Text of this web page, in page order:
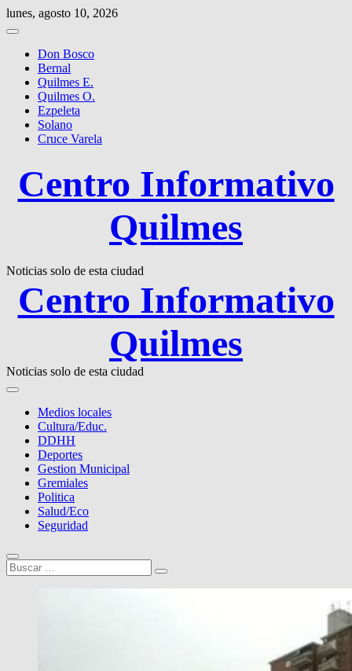
Saltar
al
lunes, agosto 10, 2026
Don Bosco
Bernal
Quilmes E.
Quilmes O.
Ezpeleta
Solano
Cruce Varela
Centro Informativo
Quilmes
Noticias solo de esta ciudad
Centro Informativo
Quilmes
Noticias solo de esta ciudad
Medios locales
Cultura/Educ.
DDHH
Deportes
Gestion Municipal
Gremiales
Politica
Salud/Eco
Seguridad
Buscar
…